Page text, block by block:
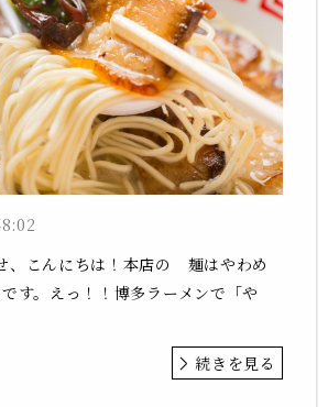
、こんにちは！本店の 麺はやわめ
す。えっ！！博多ラーメンで「や
続きを見る